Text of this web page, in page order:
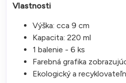
Vlastnosti
Výška: cca 9 cm
Kapacita: 220 ml
1 balenie - 6 ks
Farebná grafika
Ekologický a